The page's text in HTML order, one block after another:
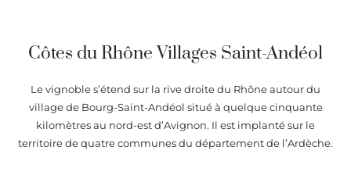
Côtes du Rhône Villages Saint-Andéol
Le vignoble s’étend sur la rive droite du Rhône autour du
village de Bourg-Saint-Andéol situé à quelque cinquante
kilomètres au nord-est d’Avignon. Il est implanté sur le
territoire de quatre communes du département de l’Ardèche.